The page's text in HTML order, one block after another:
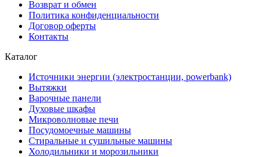
Возврат и обмен
Политика конфиденциальности
Договор оферты
Контакты
Каталог
Источники энергии (электростанции, powerbank)
Вытяжки
Варочные панели
Духовые шкафы
Микроволновые печи
Посудомоечные машины
Стиральные и сушильные машины
Холодильники и морозильники